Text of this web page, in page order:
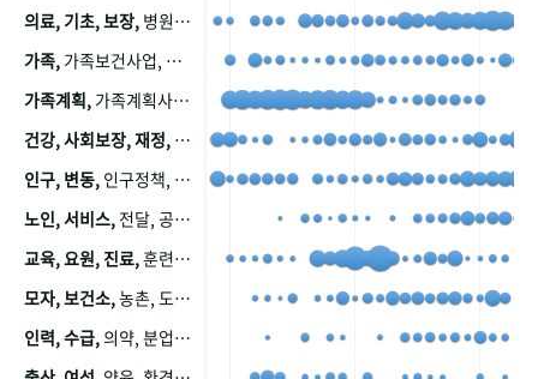
의료, 기초, 보장, 병원, 가정, 연금, 연계, 공적, 일본, 생활, 국민기초생활보장제도, 국민연금, 기금, 저소득층, 근로, 자활, 급여, 환자, 의료비, 모니터링, 한국복지패널, 소득, 지표, 빈곤, 노후, 장애인
가족, 가족보건사업, 산업, 친화, 전국, 출산력
가족계획, 가족계획사업, 가족계획사업평가, 한국가족계획사업, 피임, 보급, 부인, 자궁, 피임약
건강, 사회보장, 재정,
인구, 변동, 인구정책, 저출산, 고령사회, 고령화, 이동, 남북한, 지방자치단체, 컨설팅, 복지정책평가, 집, 사회개발
노인, 서비스, 전달, 공공, 보육, 수요, 공급, 사회서비스, 데이터, 보호, 요양, 아동, 예방, 청소년, 효율, 자원
교육, 요원, 진료,훈련, 보건요원, 마을, 마을건강사업, 보조원, 진료원, 보건진료원, 보건진료원교재
모자, 보건소,농촌, 도시, 금연, 농촌지역, 모자보건사업
인력, 수급,의약, 분업, 식품, 의약품, 의사, 안전